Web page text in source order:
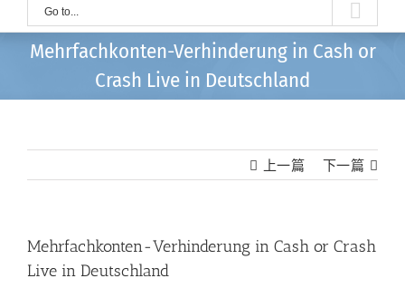
Go to...
Mehrfachkonten-Verhinderung in Cash or
Crash Live in Deutschland
上一篇 下一篇
Mehrfachkonten-Verhinderung in Cash or Crash
Live in Deutschland